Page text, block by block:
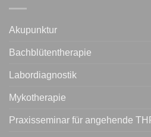
Akupunktur
Bachblütentherapie
Labordiagnostik
Mykotherapie
Praxisseminar für angehende